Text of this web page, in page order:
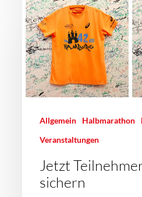
Allgemein Halbmarathon
Veranstaltungen
Jetzt
sichern